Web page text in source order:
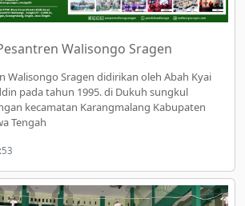
Walisongo Sragen
Walisongo Sragen didirikan oleh Abah Kyai
pada tahun 1995. di Dukuh sungkul
kecamatan Karangmalang Kabupaten
Tengah